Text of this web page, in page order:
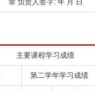
章 负责人签字: 年 月 日
主要课程学习成绩
第二学年学习成绩